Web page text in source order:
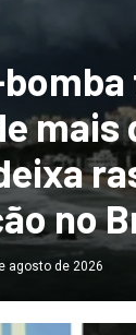
mais
no
agosto de 2026